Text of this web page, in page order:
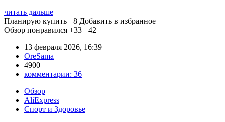
читать дальше
Планирую купить +8 Добавить в избранное
Обзор понравился +33 +42
13 февраля 2026, 16:39
OreSama
4900
комментарии: 36
Обзор
AliExpress
Спорт и Здоровье